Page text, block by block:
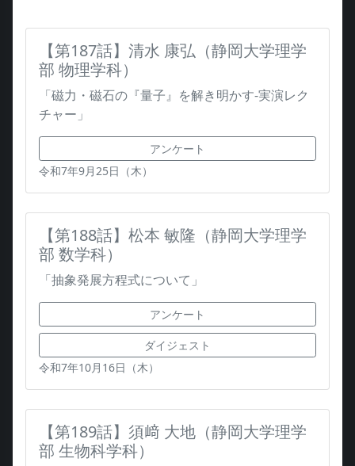
【第187話】清水 康弘（静岡大学理学
部 物理学科）
「磁力・磁石の『量子』を解き明かす-実演レク
チャー」
アンケート
令和7年9月25日（木）
【第188話】松本 敏隆（静岡大学理学
部 数学科）
「抽象発展方程式について」
アンケート
ダイジェスト
令和7年10月16日（木）
【第189話】須﨑 大地（静岡大学理学
部 生物科学科）